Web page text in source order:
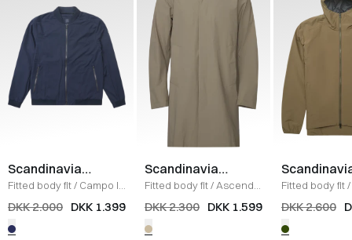
Scandinavian
Edition
Fitted body fit/ Campo II
Jakke
NAVY
DKK 2.000 DKK 1.399
Scandinavian
Edition
Fitted body fit/ Ascend
Jakke
SAND
DKK 2.300 DKK 1.599
Edition
Fitted body fit/
Jakke
OLIVE
DKK 2.600